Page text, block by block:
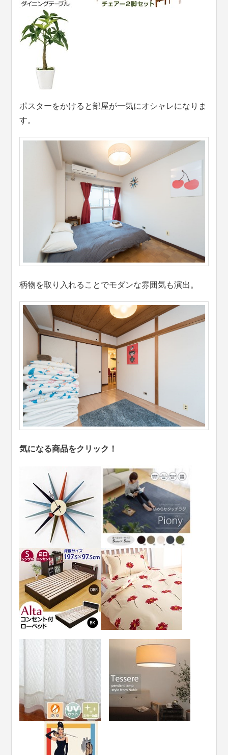
ポスターをかけると部屋が一気にオシャレになりま
す。
柄物を取り入れることでモダンな雰囲気も演出。
気になる商品をクリック！